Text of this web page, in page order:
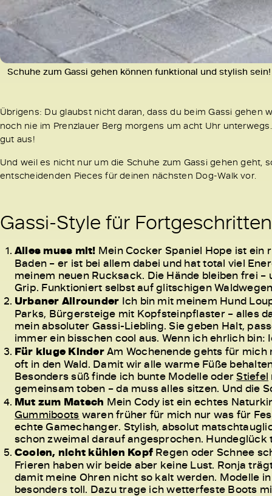
Schuhe zum Gassi gehen können funktional und stylish sein!
Übrigens: Du glaubst nicht daran, dass du beim Gassi gehen
noch nie im Prenzlauer Berg morgens um acht Uhr
gut aus!
Und weil es nicht nur um die Schuhe zum Gassi gehen
entscheidenden Pieces für deinen nächsten Dog-Walk vor.
Gassi-Style für
Alles muss mit! Mein Cocker Spaniel Hope ist ein
Baden – er ist bei allem dabei und hat total viel
meinem neuen Rucksack. Die Hände bleiben frei
Grip. Funktioniert selbst auf glitschigen
Urbaner Allrounder Ich bin mit meinem Hund
Parks, Bürgersteige mit Kopfsteinpflaster – alles
mein absoluter Gassi-Liebling. Sie geben Halt,
immer ein bisschen cool aus. Wenn ich ehrlich
Für kluge KinderAm Wochenende gehts für mich
oft in den Wald. Damit wir alle warme Füße
Besonders süß finde ich bunte Modelle oder Stiefel
gemeinsam toben – da muss alles sitzen. Und die
Mut zum Matsch Mein Cody ist ein echtes
Gummiboots waren früher für mich nur was für
echte Gamechanger. Stylish, absolut
schon zweimal darauf angesprochen.
Coolen, nicht kühlen Kopf Regen oder Schnee
Frieren haben wir beide aber keine Lust. Ronja
damit meine Ohren nicht so kalt werden. Modelle
besonders toll. Dazu trage ich wetterfeste Boots